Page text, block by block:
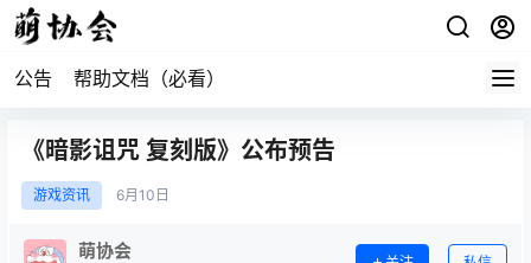
公告 帮助文档（必看）
《暗影诅咒 复刻版》公布预告
游戏资讯 6月 10日
萌协会